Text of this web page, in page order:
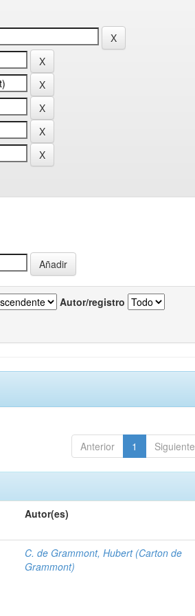
Autor/registro
Anterior 1 Siguiente
Autor(es)
C. de Grammont, Hubert (Carton de
Grammont)